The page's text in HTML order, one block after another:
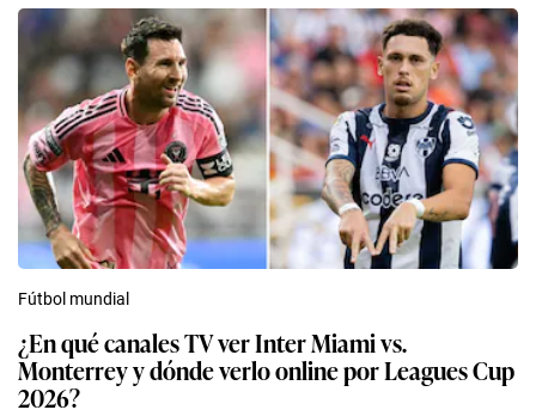
Fútbol mundial
¿En qué canales TV ver Inter Miami vs.
Monterrey y dónde verlo online por Leagues Cup
2026?